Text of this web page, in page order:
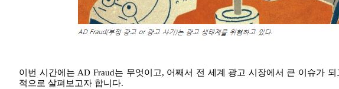
이번 시간에는 AD Fraud는 무엇이고, 어째서 전 세계 광고 시장에서 큰 이슈가
적으로 살펴보고자 합니다.